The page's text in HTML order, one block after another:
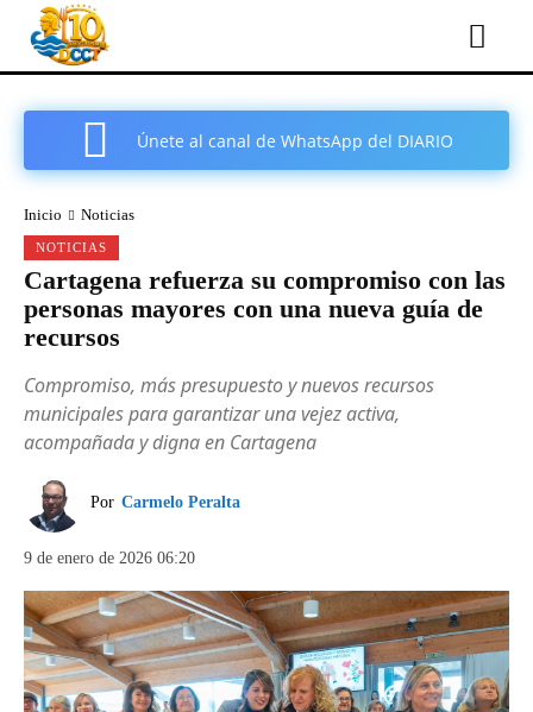
Únete al canal de WhatsApp del DIARIO
Inicio Noticias
NOTICIAS
Cartagena refuerza su compromiso con las
personas mayores con una nueva guía de
recursos
Compromiso, más presupuesto y nuevos recursos
municipales para garantizar una vejez activa,
acompañada y digna en Cartagena
Por Carmelo Peralta
9 de enero de 2026 06:20